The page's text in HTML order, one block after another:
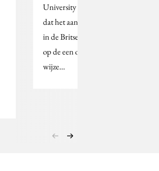
University wijzen erop
dat het aantal popsongs
in de Britse top-10 die
op de een of andere
wijze…